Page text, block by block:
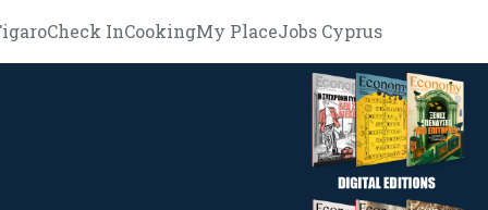
Check InCookingMy PlaceJobs Cyprus